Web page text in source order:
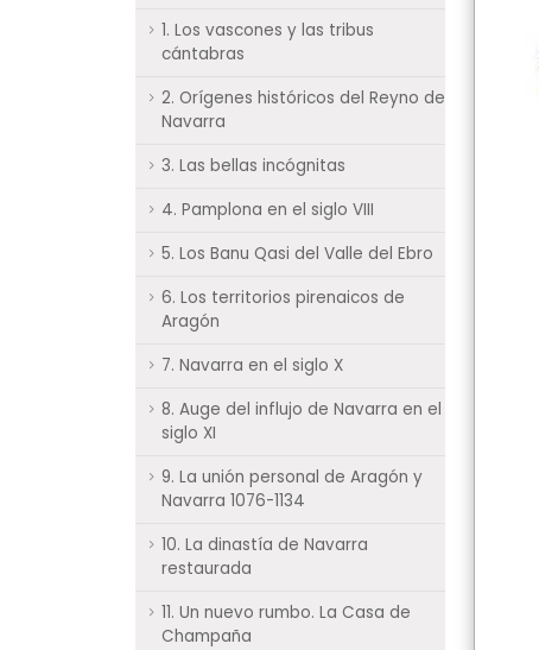
1. Los vascones y las tribus
cántabras
2. Orígenes históricos del Reyno de
Navarra
3. Las bellas incógnitas
4. Pamplona en el siglo VIII
5. Los Banu Qasi del Valle del Ebro
6. Los territorios pirenaicos de
Aragón
7. Navarra en el siglo X
8. Auge del influjo de Navarra en el
siglo XI
9. La unión personal de Aragón y
Navarra 1076-1134
10. La dinastía de Navarra
restaurada
11. Un nuevo rumbo. La Casa de
Champaña